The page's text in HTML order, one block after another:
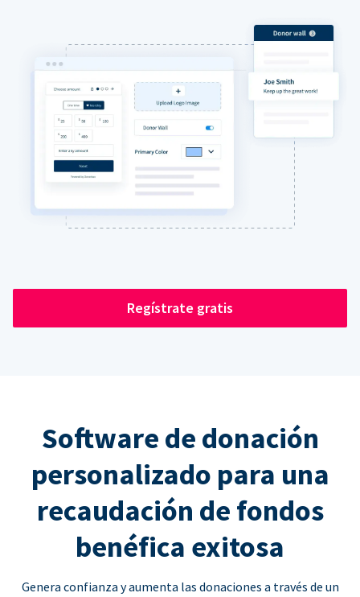
Regístrate gratis
Software de donación
personalizado para una
recaudación de fondos
benéfica exitosa
Genera confianza y aumenta las donaciones a través de un